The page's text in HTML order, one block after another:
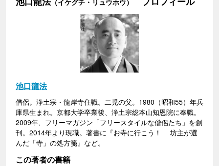
（イケグチ・リュウホウ）
池口龍法
僧侶。浄土宗・龍岸寺住職。二児の父。1980（昭和55）年兵
庫県生まれ。京都大学卒業後、浄土宗総本山知恩院に奉職。
2009年、フリーマガジン「フリースタイルな僧侶たち」を創
刊。2014年より現職。著書に『お寺に行こう！ 坊主が選
んだ「寺」の処方箋』など。
この著者の書籍